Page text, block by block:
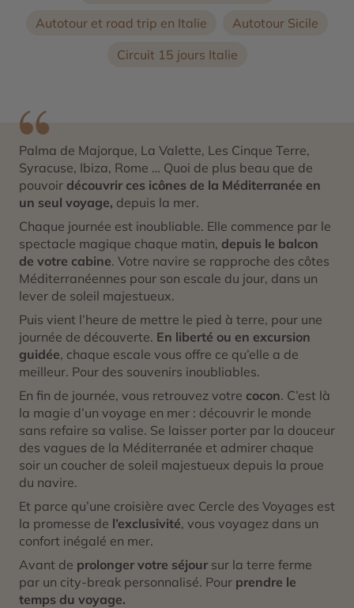
Autotour et road trip en Italie
Autotour Sicile
Circuit 15 jours Italie
Palma de Majorque, La Valette, Les Cinque Terre,
Syracuse, Ibiza, Rome … Quoi de plus beau que de
pouvoir découvrir ces icônes de la Méditerranée en
un seul voyage, depuis la mer.
Chaque journée est inoubliable. Elle commence par le
spectacle magique chaque matin, depuis le balcon
de votre cabine. Votre navire se rapproche des côtes
Méditerranéennes pour son escale du jour, dans un
lever de soleil majestueux.
Puis vient l’heure de mettre le pied à terre, pour une
journée de découverte. En liberté ou en excursion
guidée, chaque escale vous offre ce qu’elle a de
meilleur. Pour des souvenirs inoubliables.
En fin de journée, vous retrouvez votre cocon. C’est là
la magie d’un voyage en mer : découvrir le monde
sans refaire sa valise. Se laisser porter par la douceur
des vagues de la Méditerranée et admirer chaque
soir un coucher de soleil majestueux depuis la proue
du navire.
Et parce qu’une croisière avec Cercle des Voyages est
la promesse de l’exclusivité, vous voyagez dans un
confort inégalé en mer.
Avant de prolonger votre séjour sur la terre ferme
par un city-break personnalisé. Pour prendre le
temps du voyage.